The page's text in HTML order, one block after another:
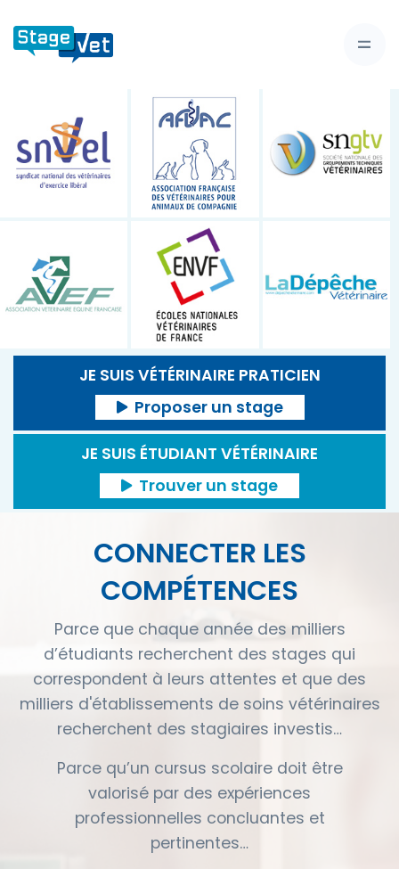
JE SUIS VÉTÉRINAIRE PRATICIEN
Proposer un stage
JE SUIS ÉTUDIANT VÉTÉRINAIRE
Trouver un stage
CONNECTER LES
COMPÉTENCES
Parce que chaque année des milliers
d’étudiants recherchent des stages qui
correspondent à leurs attentes et que des
milliers d'établissements de soins vétérinaires
recherchent des stagiaires investis…
Parce qu’un cursus scolaire doit être
valorisé par des expériences
professionnelles concluantes et
pertinentes…